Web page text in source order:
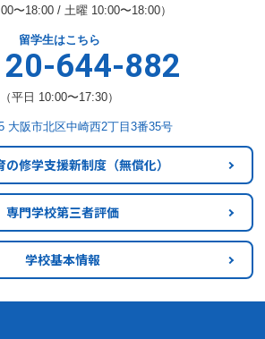
〜18:00 / 土曜 10:00〜18:00）
留学生はこちら
644-882
（平日 10:00〜17:30）
大阪市北区中崎西2丁目3番35号
の修学支援新制度 （無償化）
専門学校第三者評価
学校基本情報